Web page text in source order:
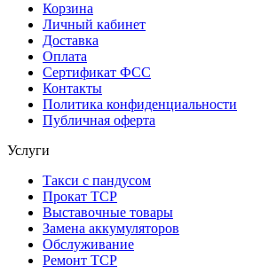
Корзина
Личный кабинет
Доставка
Оплата
Сертификат ФСС
Контакты
Политика конфиденциальности
Публичная оферта
Услуги
Такси с пандусом
Прокат ТСР
Выставочные товары
Замена аккумуляторов
Обслуживание
Ремонт ТСР